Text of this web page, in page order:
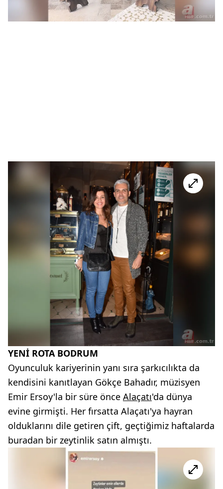
YENİ ROTA BODRUM
Oyunculuk kariyerinin yanı sıra şarkıcılıkta da
kendisini kanıtlayan Gökçe Bahadır, müzisyen
Emir Ersoy'la bir süre önce Alaçatı'da dünya
evine girmişti. Her fırsatta Alaçatı'ya hayran
olduklarını dile getiren çift, geçtiğimiz haftalarda
buradan bir zeytinlik satın almıştı.